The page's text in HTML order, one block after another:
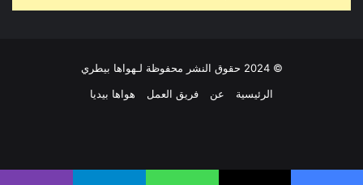
© 2024 حقوق النشر محفوظة لـهواها بيطري
الرئيسية
عن فريق العمل هواها بيديا